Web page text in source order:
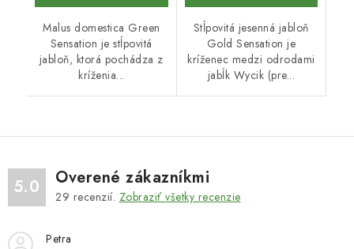
Malus domestica Green
Sensation je stĺpovitá
jabloň, ktorá pochádza z
kríženia...
Stĺpovitá jesenná jabloň
Gold Sensation je
kríženec medzi odrodami
jabĺk Wycik (pre...
5.0 Overené zákazníkmi
29 recenzií. Zobraziť všetky recenzie
Petra